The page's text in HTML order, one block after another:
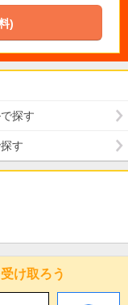
)
探す
す
け取ろう